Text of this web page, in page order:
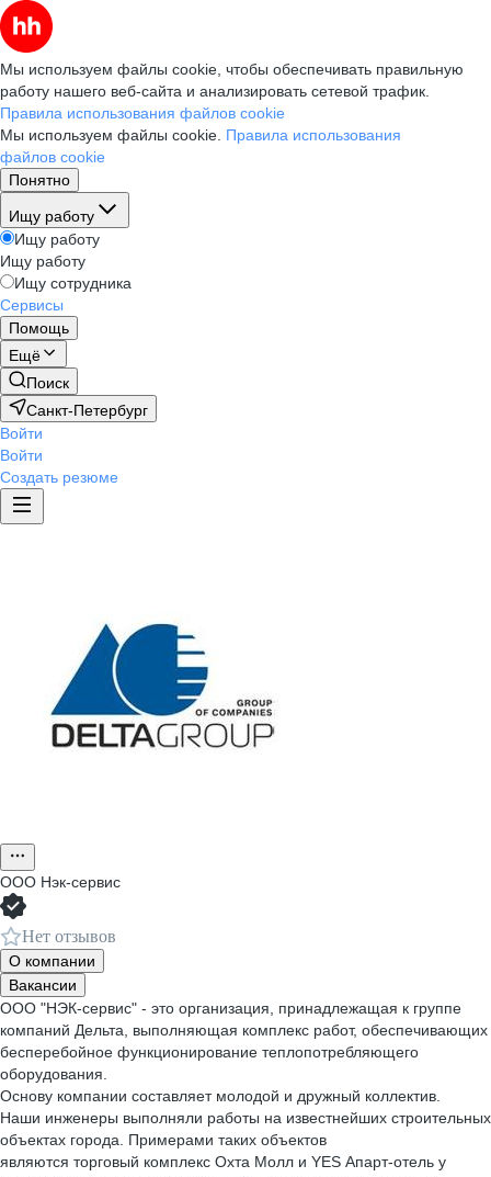
Мы используем файлы cookie, чтобы обеспечивать правильную
работу нашего веб-сайта и анализировать сетевой трафик.
Правила использования файлов cookie
Мы используем файлы cookie. Правила использования
файлов cookie
Понятно
Ищу работу
Ищу работу
Ищу работу
Ищу сотрудника
Сервисы
Помощь
Ещё
Поиск
Санкт-Петербург
Войти
Войти
Создать резюме
ООО Нэк-сервис
Нет отзывов
О компании
Вакансии
ООО "НЭК-сервис" - это организация, принадлежащая к группе
компаний Дельта, выполняющая комплекс работ, обеспечивающих
бесперебойное функционирование теплопотребляющего
оборудования.
Основу компании составляет молодой и дружный коллектив.
Наши инженеры выполняли работы на известнейших строительных
объектах города. Примерами таких объектов
являются торговый комплекс Охта Молл и YES Апарт-отель у